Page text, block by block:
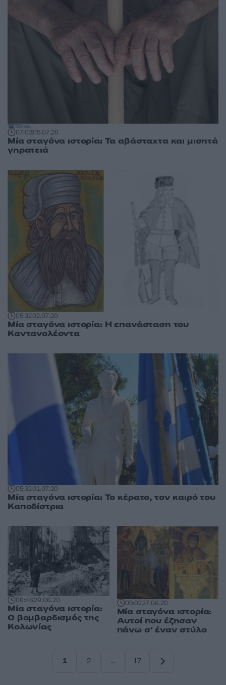
07:0205.07.20
Μία σταγόνα ιστορία: Τα αβάσταχτα και μισητά
γηρατειά
05:3202.07.20
Μία σταγόνα ιστορία: Η επανάσταση του
Καντανολέοντα
05:3201.07.20
Μία σταγόνα ιστορία: Το κέρατο, τον καιρό του
Καποδίστρια
06:4629.06.20
Μία σταγόνα ιστορία:
Ο βομβαρδισμός της
Κολωνίας
05:0227.06.20
Μία σταγόνα ιστορία:
Αυτοί που έζησαν
πάνω σ’ έναν στύλο
1
2
…
17